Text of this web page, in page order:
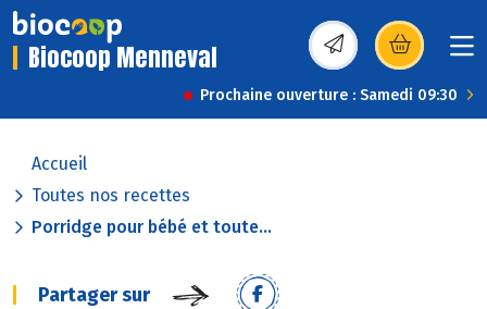
Biocoop Menneval (s’ouvre dans une
Prochaine ouverture : Samedi 09:30
Accueil
Toutes nos recettes
Porridge pour bébé et toute...
Partager sur